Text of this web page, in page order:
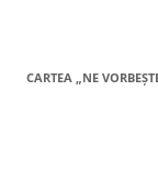
CARTEA „NE